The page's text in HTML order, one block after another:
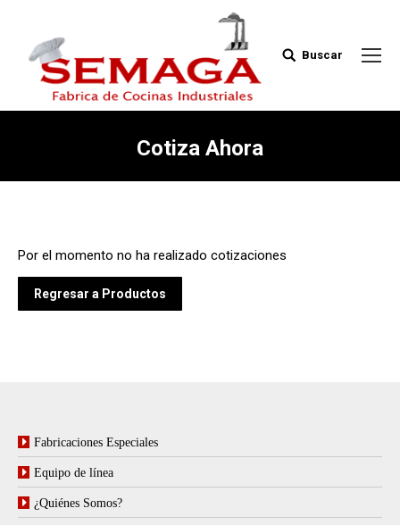
Buscar:
Buscar
Cotiza Ahora
Por el momento no ha realizado cotizaciones
Regresar a Productos
Fabricaciones Especiales
Equipo de línea
¿Quiénes Somos?